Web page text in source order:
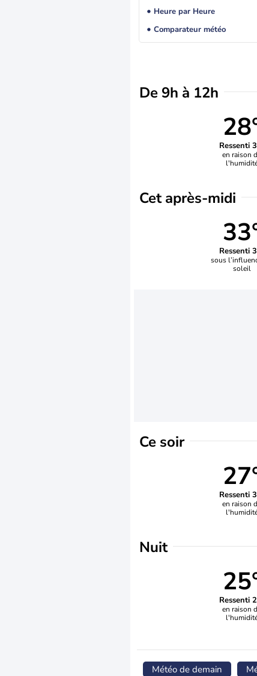
Heure par Heure
Comparateur météo
De 9h à 12h
Ressenti
en raison
Cet après-midi
Ressenti
sous
soleil
Ce soir
Ressenti
en raison
Nuit
Ressenti
en raison
Météo de demain